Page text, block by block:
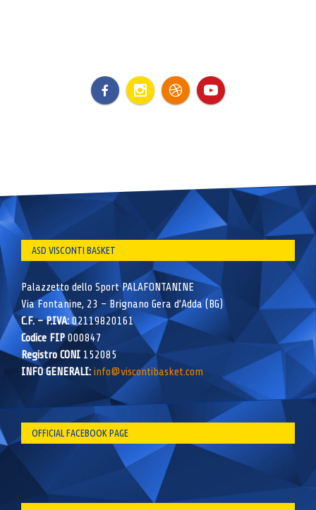
ASD VISCONTI BASKET
Palazzetto dello Sport PALAFONTANINE
Via Fontanine, 23 – Brignano Gera d’Adda (BG)
C.F. – P.IVA:02119820161
Codice FIP000847
Registro CONI 152085
INFO GENERALI: info@viscontibasket.com
OFFICIAL FACEBOOK PAGE